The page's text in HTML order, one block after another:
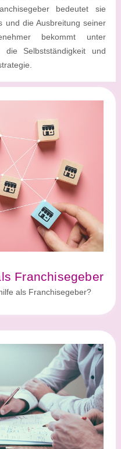
bedeutet sie
und die Ausbreitung seiner
bekommt unter
Selbstständigkeit und
Franchisegeber
als Franchisegeber?